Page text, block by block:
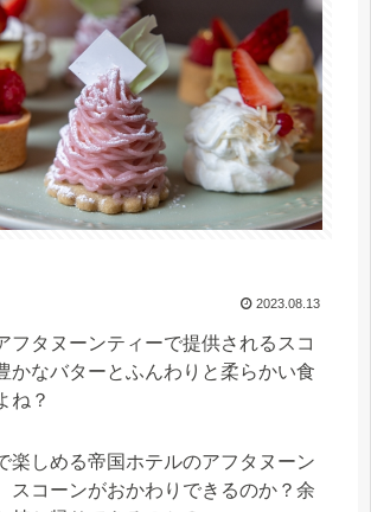
2023.08.13
フタヌーンティーで提供されるスコ
かなバターとふんわりと柔らかい食
ね？
楽しめる帝国ホテルのアフタヌーン
スコーンがおかわりできるのか？余